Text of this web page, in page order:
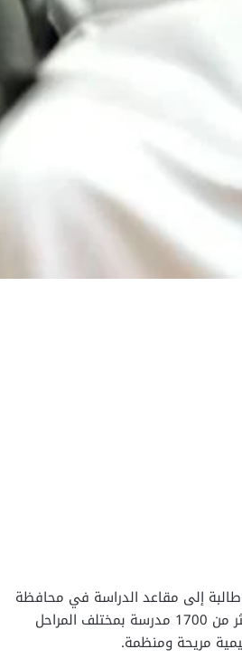
، وذلك بعد انتهاء الإجازة الصيفية. تم استقبال الطلاب في أكثر من 1700 مدرسة بمختلف المراحل
مريحة ومنظمة.